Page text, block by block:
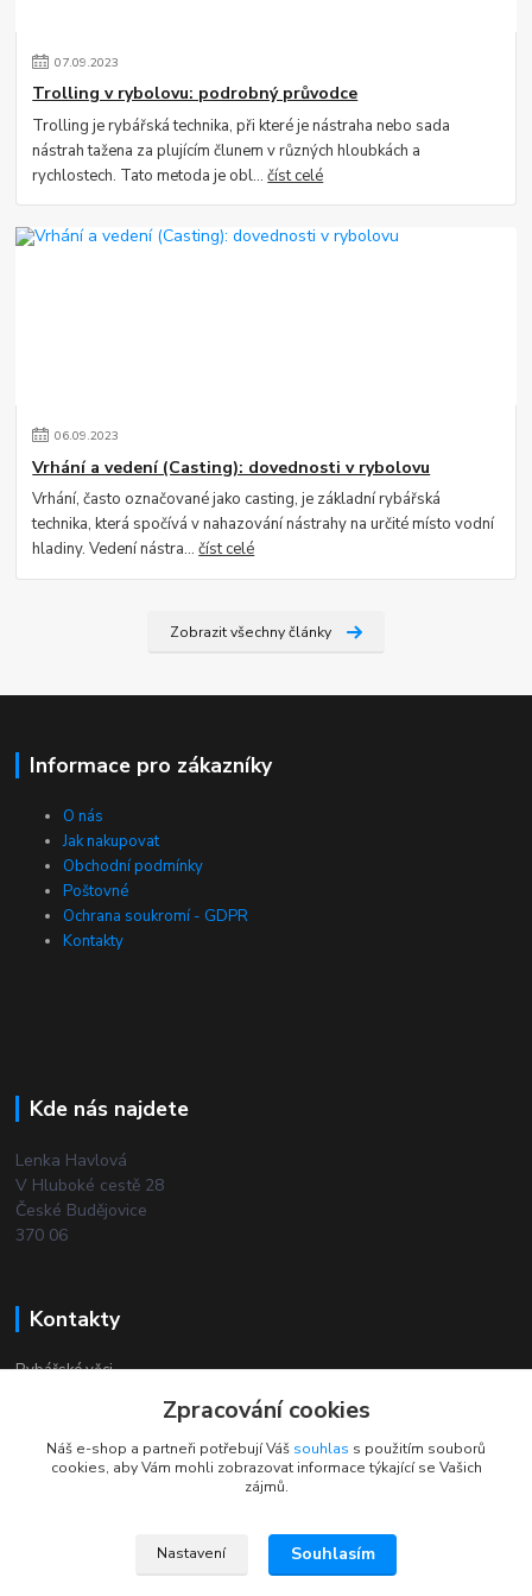
07.09.2023
Trolling v rybolovu: podrobný průvodce
Trolling je rybářská technika, při které je nástraha nebo sada
nástrah tažena za plujícím člunem v různých hloubkách a
rychlostech. Tato metoda je obl...číst celé
06.09.2023
Vrhání a vedení (Casting): dovednosti v rybolovu
Vrhání, často označované jako casting, je základní rybářská
technika, která spočívá v nahazování nástrahy na určité místo vodní
hladiny. Vedení nástra...číst celé
Zobrazit všechny články
Informace pro zákazníky
O nás
Jak nakupovat
Obchodní podmínky
Poštovné
Ochrana soukromí - GDPR
Kontakty
Kde nás najdete
Lenka Havlová
V Hluboké cestě 28
České Budějovice
370 06
Kontakty
Rybářské věci
+420 732 380 844
(Po-Pá, 8-18 hod.)
Zpracování cookies
Náš e-shop a partneři potřebují Váš souhlas s použitím souborů
cookies, aby Vám mohli zobrazovat informace týkající se Vašich
zájmů.
Nastavení Souhlasím